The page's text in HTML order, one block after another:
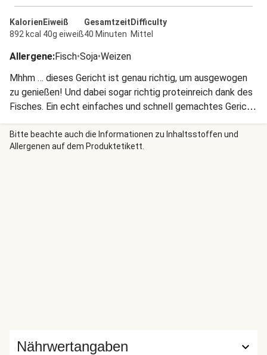
Kalorien
892 kcal
Eiweiß
40g eiweiß
Gesamtzeit
40 Minuten
Difficulty
Mittel
Allergene:Fisch•Soja•Weizen
Mhhm … dieses Gericht ist genau richtig, um ausgewogen
zu genießen! Und dabei sogar richtig proteinreich dank des
Fisches. Ein echt einfaches und schnell gemachtes Gericht,
das Dir heute den Tag verschönert. Wir wünschen Dir einen
guten Appetit!
Bitte beachte auch die Informationen zu Inhaltsstoffen und
Allergenen auf dem Produktetikett.
Nährwertangaben